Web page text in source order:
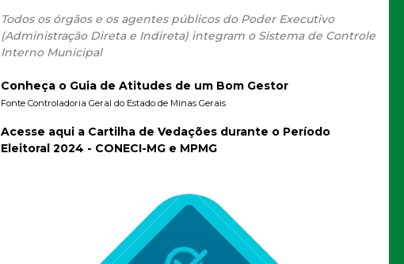
C
o
n
q
Todos os órgãos e os agentes públicos do Poder Executivo
(Administração Direta e Indireta) integram o Sistema de Controle
Interno Municipal
Conheça o Guia de Atitudes de um Bom Gestor
Fonte Controladoria Geral do Estado de Minas Gerais
Acesse aqui a Cartilha de Vedações durante o Período
Eleitoral 2024 - CONECI-MG e MPMG